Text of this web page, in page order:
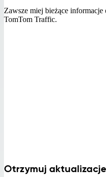
Zawsze miej bieżące informacje
TomTom Traffic.
Otrzymuj